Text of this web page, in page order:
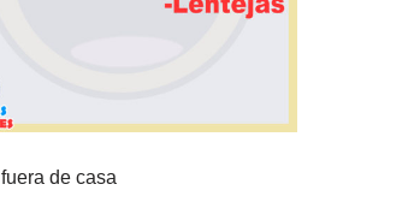
de casa